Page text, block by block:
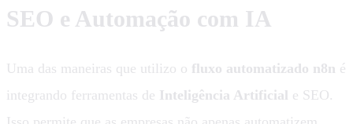
SEO e Automação com IA
Uma das maneiras que utilizo o fluxo automatizado n8n é
integrando ferramentas de Inteligência Artificial e SEO.